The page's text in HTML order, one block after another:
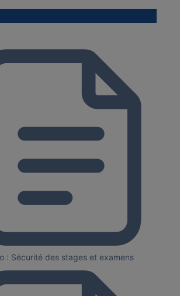
: Sécurité des stages et examens